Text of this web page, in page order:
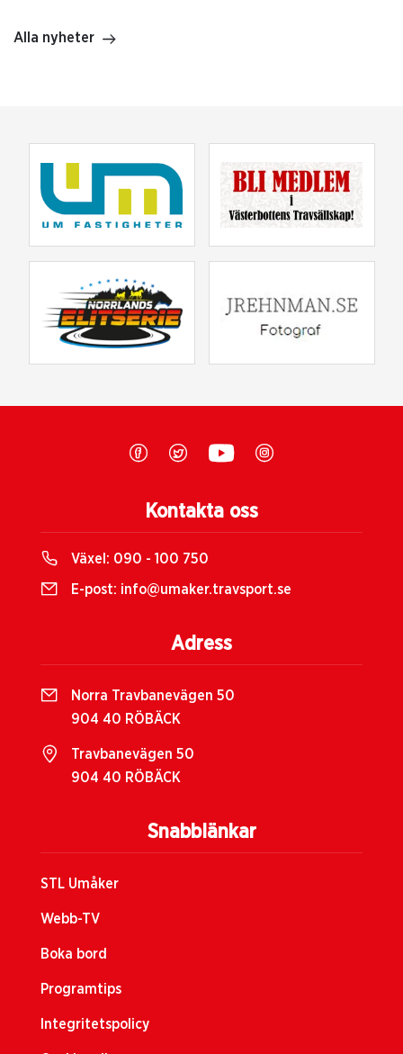
Alla nyheter
Snabblänkar
STL Umåker
Webb-TV
Boka bord
Programtips
Integritetspolicy
Kontakta oss
Växel: 090 - 100 750
E-post: info@umaker.travsport.se
Adress
Norra Travbanevägen 50
904 40 RÖBÄCK
Travbanevägen 50
904 40 RÖBÄCK